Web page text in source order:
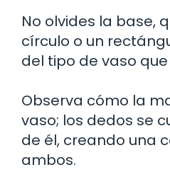
No olvides la base,
círculo o un
del tipo de vaso
Observa cómo la
vaso; los dedos se
de él, creando una
ambos.